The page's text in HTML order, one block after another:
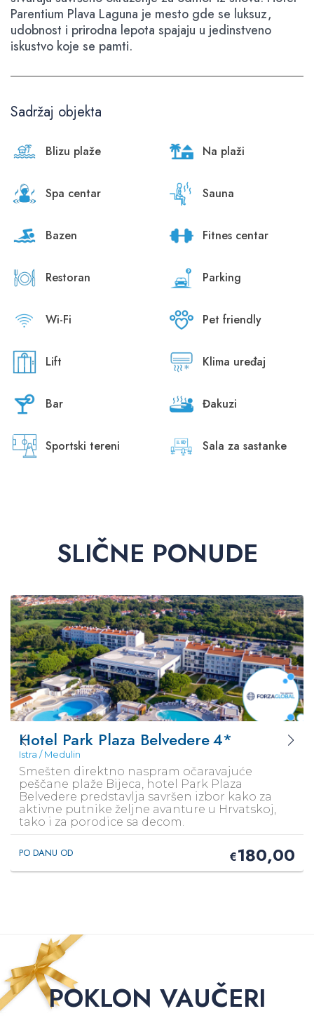
Parentium Plava Laguna je mesto gde se luksuz,
udobnost i prirodna lepota spajaju u jedinstveno
iskustvo koje se pamti.
Sadržaj objekta
Blizu plaže Na plaži
Spa centar Sauna
Bazen Fitnes centar
Restoran Parking
Wi-Fi Pet friendly
Lift Klima uređaj
Bar Đakuzi
Sportski tereni Sala za sastanke
SLIČNE PONUDE
Hotel Park Plaza Belvedere4*
Istra / Medulin
Smešten direktno naspram očaravajuće
peščane plaže Bijeca, hotel Park Plaza
Belvedere predstavlja savršen izbor kako za
aktivne putnike željne avanture u Hrvatskoj,
tako i za porodice sa decom.
PO DANU OD €180,00
POKLON VAUČERI